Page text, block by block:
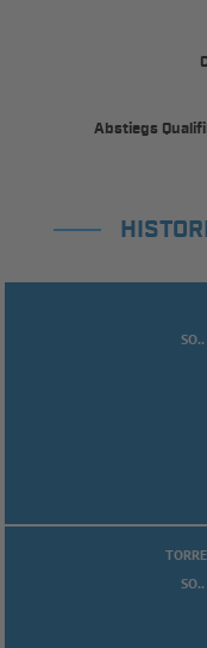
Abstiegs
SO..
SO..